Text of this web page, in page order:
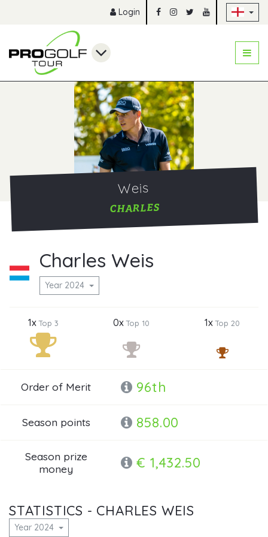
Login
Weis
CHARLES
Charles Weis
Year 2024
1xTop 3 0xTop 10 1xTop 20
Order of Merit 96th
Season points 858.00
Season prize
money
€ 1,432.50
STATISTICS - CHARLES WEIS
Year 2024